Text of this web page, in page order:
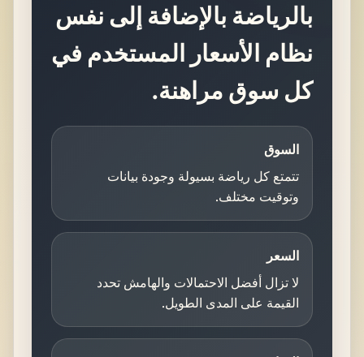
بالرياضة بالإضافة إلى نفس
نظام الأسعار المستخدم في
كل سوق مراهنة.
السوق
تتمتع كل رياضة بسيولة وجودة بيانات
وتوقيت مختلف.
السعر
لا تزال أفضل الاحتمالات والهامش تحدد
القيمة على المدى الطويل.